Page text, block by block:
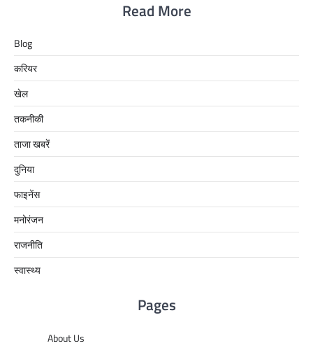
Read More
Blog
करियर
खेल
तकनीकी
ताजा खबरें
दुनिया
फाइनेंस
मनोरंजन
राजनीति
स्वास्थ्य
Pages
About Us